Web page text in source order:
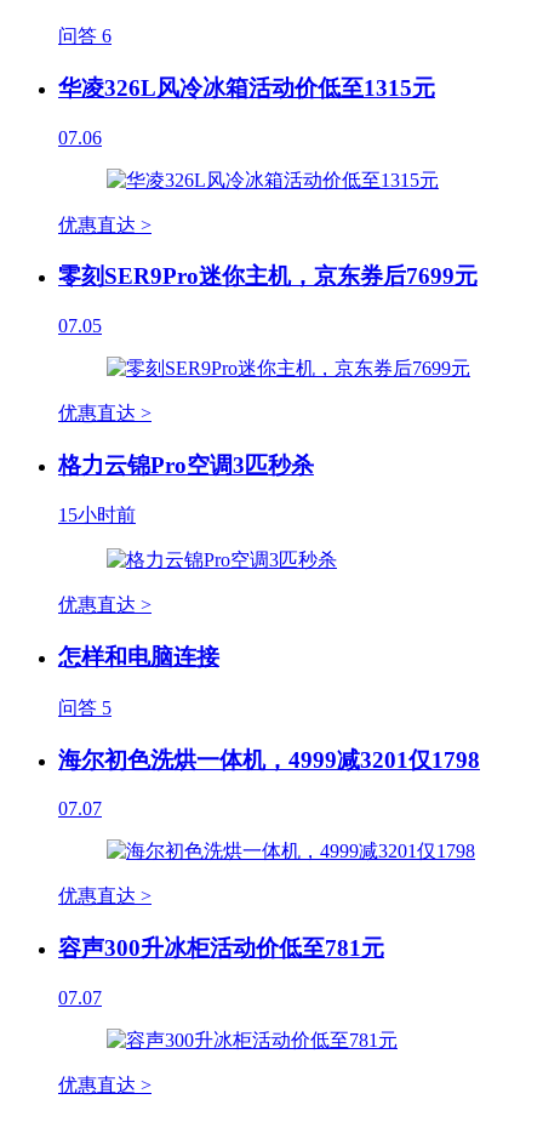
问答 6
华凌326L风冷冰箱活动价低至1315元
07.06
优惠直达 >
零刻SER9Pro迷你主机，京东券后7699元
07.05
优惠直达 >
格力云锦Pro空调3匹秒杀
15小时前
优惠直达 >
怎样和电脑连接
问答 5
海尔初色洗烘一体机，4999减3201仅1798
07.07
优惠直达 >
容声300升冰柜活动价低至781元
07.07
优惠直达 >